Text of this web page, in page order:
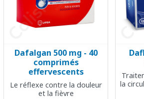
Dafalgan 500 mg - 40
comprimés
effervescents
Le réflexe contre la douleur
et la fièvre
la